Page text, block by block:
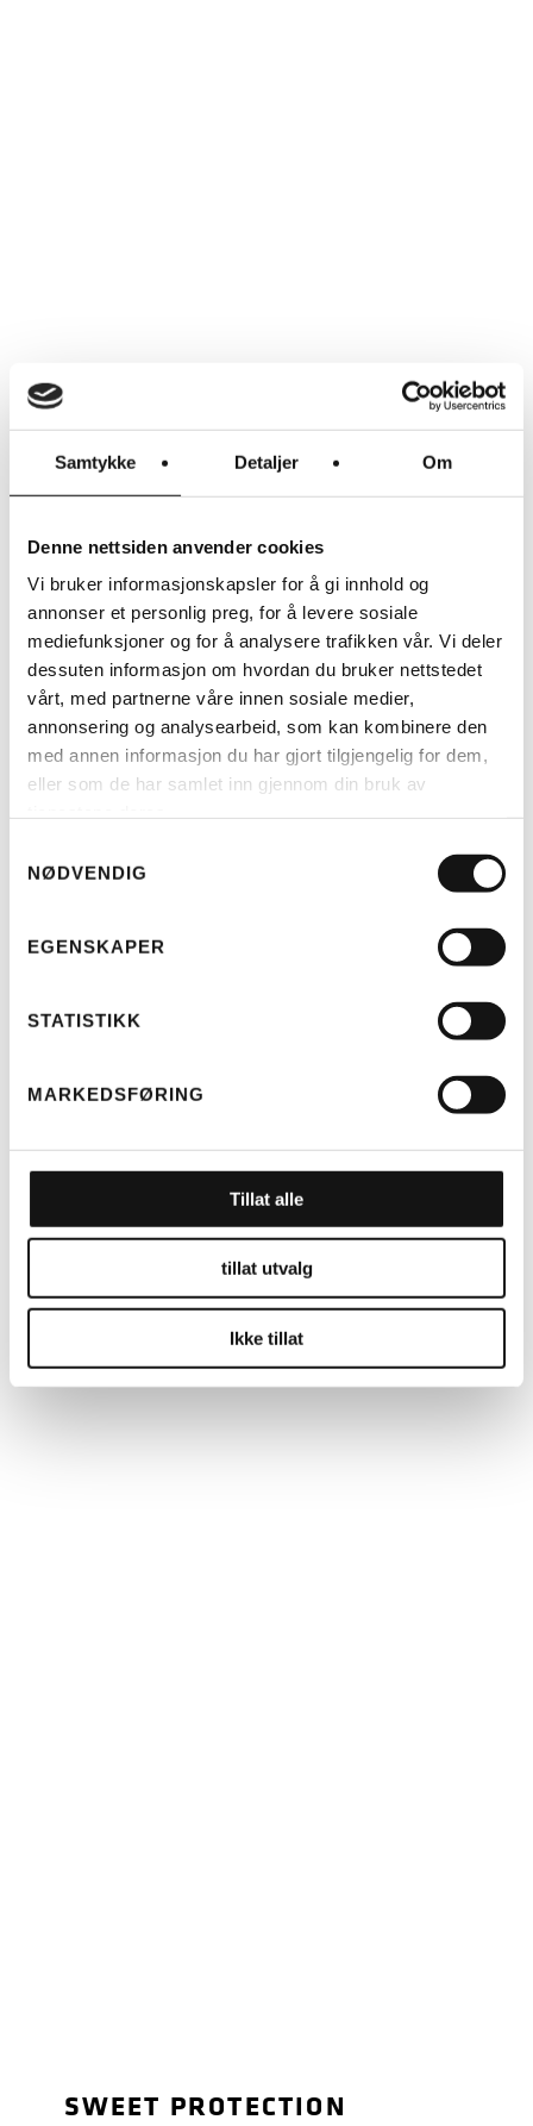
Samtykke Detaljer Om
Denne nettsiden anvender cookies
Vi bruker informasjonskapsler for å gi innhold og
annonser et personlig preg, for å levere sosiale
mediefunksjoner og for å analysere trafikken vår. Vi deler
dessuten informasjon om hvordan du bruker nettstedet
vårt, med partnerne våre innen sosiale medier,
annonsering og analysearbeid, som kan kombinere den
med annen informasjon du har gjort tilgjengelig for dem,
eller som de har samlet inn gjennom din bruk av
NØDVENDIG
EGENSKAPER
STATISTIKK
MARKEDSFØRING
Tillat alle
tillat utvalg
Ikke tillat
SWEET PROTECTION